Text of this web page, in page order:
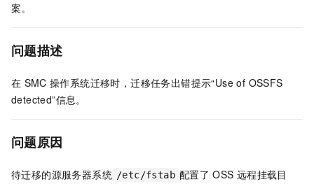
案。
问题描述
在 SMC 操作系统迁移时，迁移任务出错提示“Use of OSSFS
detected”信息。
问题原因
待迁移的源服务器系统 /etc/fstab 配置了 OSS 远程挂载目